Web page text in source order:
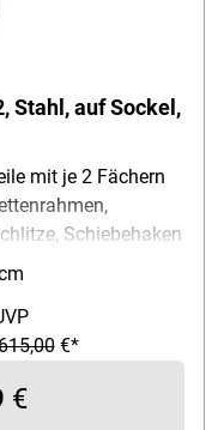
Stahl, auf Sockel,
mit je 2 Fächern
Schiebehaken
€*
€